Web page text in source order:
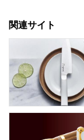
関連サイト